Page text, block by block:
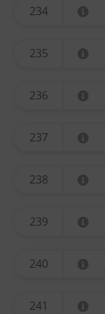
234
235
236
237
238
239
240
241